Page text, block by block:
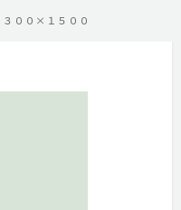
００×１５００